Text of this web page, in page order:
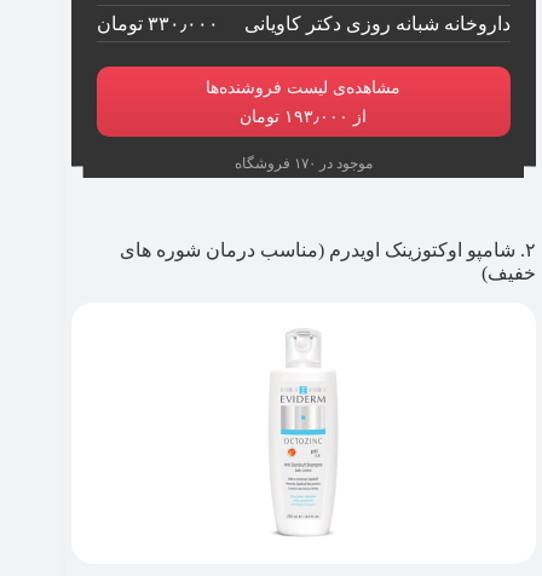
داروخانه شبانه روزی دکتر کاویانی
۳۳۰٫۰۰۰ تومان
مشاهده‌ی لیست فروشنده‌ها
از ۱۹۳٫۰۰۰ تومان
موجود در ۱۷۰ فروشگاه
۲. شامپو اوکتوزینک اویدرم (مناسب درمان شوره های
خفیف)